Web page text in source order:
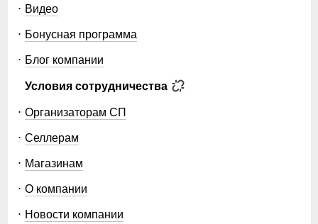
Видео
Бонусная программа
Блог компании
Условия сотрудничества
Организаторам СП
Селлерам
Магазинам
О компании
Новости компании